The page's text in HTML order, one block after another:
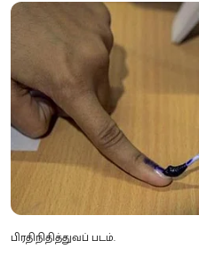
பிரதிநிதித்துவப் படம்.